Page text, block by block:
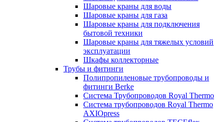
Шаровые краны для воды
Шаровые краны для газа
Шаровые краны для подключения
бытовой техники
Шаровые краны для тяжелых условий
эксплуатации
Шкафы коллекторные
Трубы и фитинги
Полипропиленовые трубопроводы и
фитинги Berke
Система Трубопроводов Royal Thermo
Система трубопроводов Royal Thermo
AXIOpress